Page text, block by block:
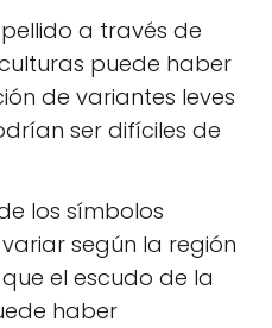
a través de
puede haber
de variantes leves
ser difíciles de
los símbolos
según la región
el escudo de la
haber